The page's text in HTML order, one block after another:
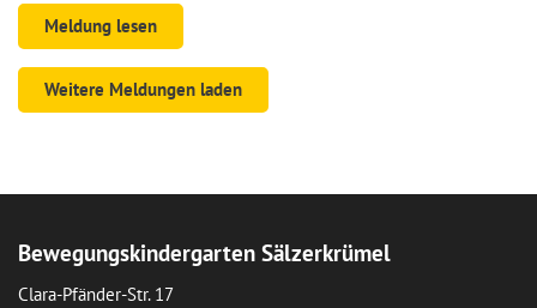
Meldung lesen
Weitere Meldungen laden
Bewegungskindergarten Sälzerkrümel
Clara-Pfänder-Str. 17